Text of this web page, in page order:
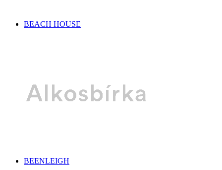
BEACH HOUSE
BEENLEIGH